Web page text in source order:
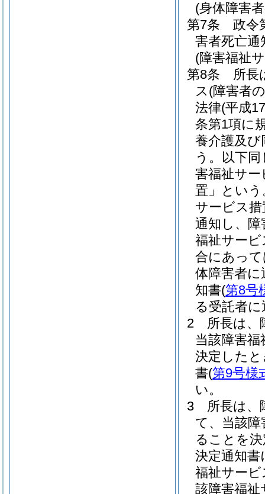
(身体障害
第7条
政令
害者死亡通
(障害福祉
第8条
所長
ス (障害者
法律(平成
条第1項に
養介護及び
う。以下同
害福祉サ
置」という
サービス
通知し、
福祉サー
合にあっ
体障害者
知書(第8号
る受託者
2
所長は、
当該障害
決定した
書(第9号様
い。
3
所長は、
て、当該
ることを
決定通知
福祉サービ
該障害福